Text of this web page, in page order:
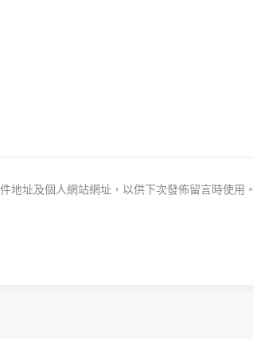
地址及個人網站網址，以供下次發佈留言時使用。